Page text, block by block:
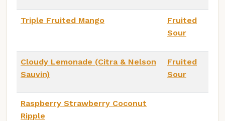
Triple Fruited Mango
Fruited
Sour
Cloudy Lemonade (Citra & Nelson
Sauvin)
Fruited
Sour
Raspberry Strawberry Coconut
Ripple